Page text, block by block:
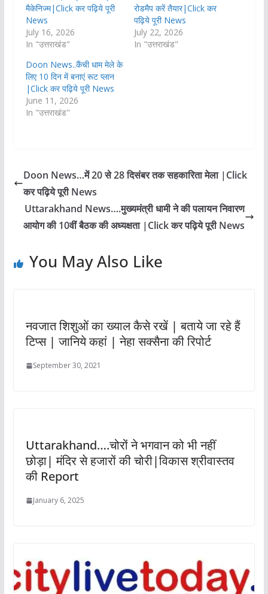
मैकेनिज्म|Click कर पढ़िये पूरी
News
July 16, 2026
In "उत्तराखंड"
रोडमैप करें तैयार|Click कर
पढ़िये पूरी News
July 22, 2026
In "उत्तराखंड"
Doon News..कैंची धाम मेले के
लिए 10 दिन में बनाएं रूट प्लान
|Click कर पढ़िये पूरी News
June 11, 2026
In "उत्तराखंड"
Doon News…में 20 से 28 दिसंबर तक सहकारिता मेला |Click
कर पढ़िये पूरी News
Uttarakhand News….मुख्यमंत्री धामी ने की पलायन निवारण
आयोग की 10वीं बैठक की अध्यक्षता |Click कर पढ़िये पूरी News
You May Also Like
नवजात शिशुओं का ख्याल कैसे रखें | बताये जा रहे हैं
टिप्स | जानिये कहां | नेहा सक्सैना की रिपोर्ट
September 30, 2021
Uttarakhand….चोरों ने भगवान को भी नहीं
छोड़ा| मंदिर से हजारों की चोरी|विकास श्रीवास्तव
की Report
January 6, 2025